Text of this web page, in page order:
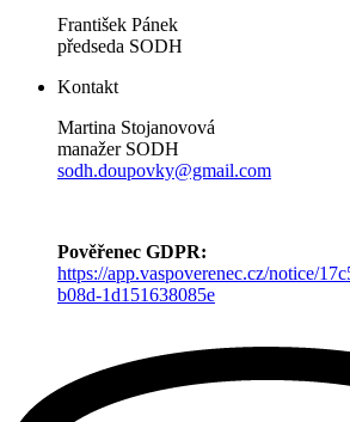
František Pánek
předseda SODH
Kontakt
Martina Stojanovová
manažer SODH
sodh.doupovky@gmail.com
Pověřenec GDPR:
https://app.vaspoverenec.cz/notice/
b08d-1d151638085e